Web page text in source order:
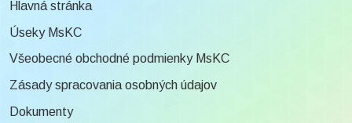
Hlavná stránka
Úseky MsKC
Všeobecné obchodné podmienky MsKC
Zásady spracovania osobných údajov
Dokumenty